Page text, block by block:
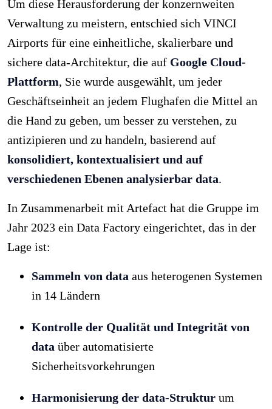
Um diese Herausforderung der konzernweiten
Verwaltung zu meistern, entschied sich VINCI
Airports für eine einheitliche, skalierbare und
sichere data-Architektur, die auf Google Cloud-
Plattform, Sie wurde ausgewählt, um jeder
Geschäftseinheit an jedem Flughafen die Mittel an
die Hand zu geben, um besser zu verstehen, zu
antizipieren und zu handeln, basierend auf
konsolidiert, kontextualisiert und auf
verschiedenen Ebenen analysierbar data.
In Zusammenarbeit mit Artefact hat die Gruppe im
Jahr 2023 ein Data Factory eingerichtet, das in der
Lage ist:
Sammeln von data aus heterogenen Systemen
in 14 Ländern
Kontrolle der Qualität und Integrität von
data über automatisierte
Sicherheitsvorkehrungen
Harmonisierung der data-Struktur um